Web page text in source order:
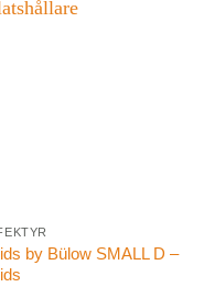
by Bülow SMALL D –